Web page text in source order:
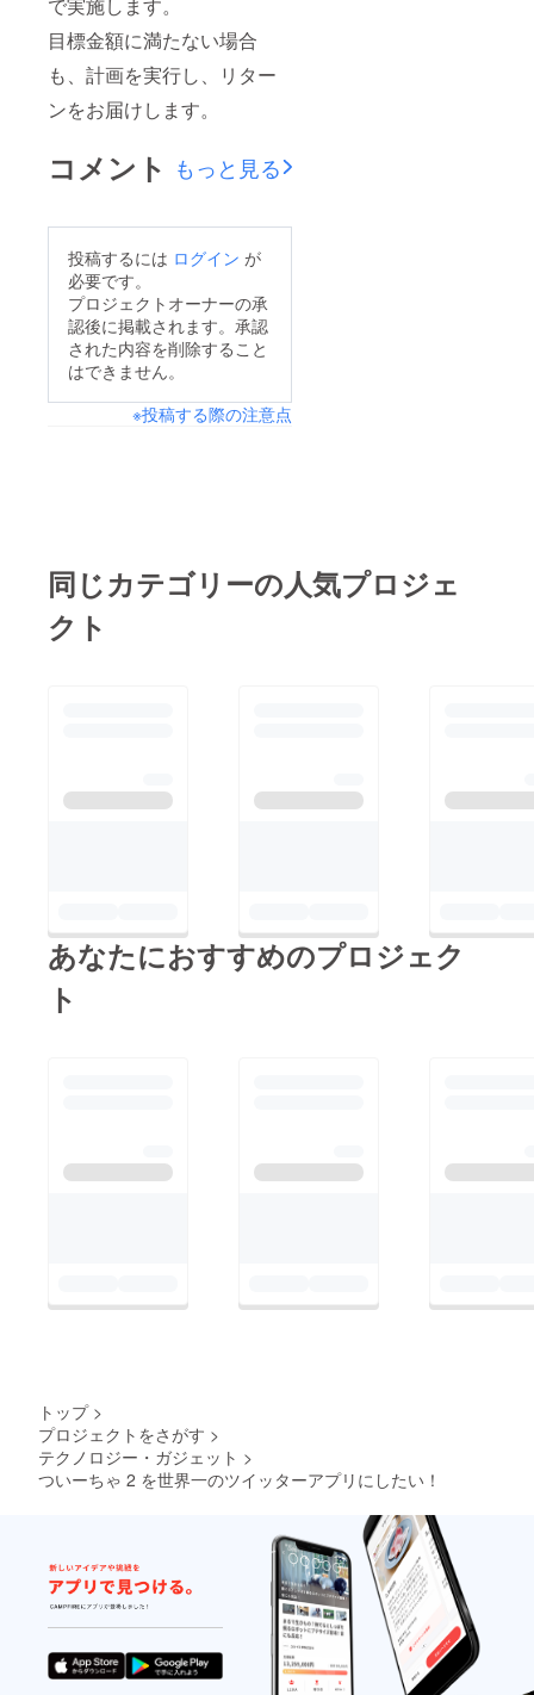
で実施します。
目標金額に満たない場合
も、計画を実行し、リター
ンをお届けします。
コメント もっと見る
投稿するには ログイン が
必要です。
プロジェクトオーナーの承
認後に掲載されます。承認
された内容を削除すること
はできません。
※投稿する際の注意点
同じカテゴリーの人気プロジェ
クト
あなたにおすすめのプロジェク
ト
トップ >
プロジェクトをさがす >
テクノロジー・ガジェット >
ついーちゃ 2 を世界一のツイッターアプリにしたい！